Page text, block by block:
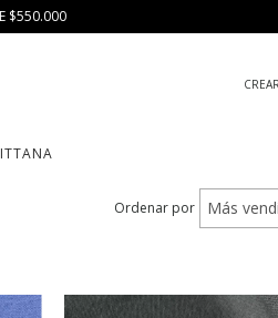
$550.000
Ordenar por